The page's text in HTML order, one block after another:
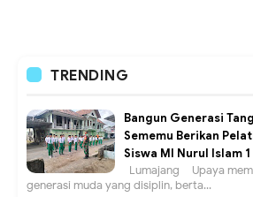
TRENDING
Bangun Generasi
Sememu Berikan
Siswa MI Nurul Islam 1
Lumajang – Upaya
generasi muda yang disiplin, berta...